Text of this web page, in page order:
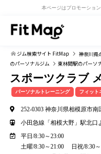
本ページはプロモーショ
ジム検索サイト FitMap 神奈川県
のパーソナルジム
東林間駅のパーソ
スポーツクラブ
パーソナルトレーニング フィット
252-0303 神奈川県相模原市
小田急線「相模大野」駅北口
平日/8:30～23:00
土曜/8:30～21:00 日祝/8:30～